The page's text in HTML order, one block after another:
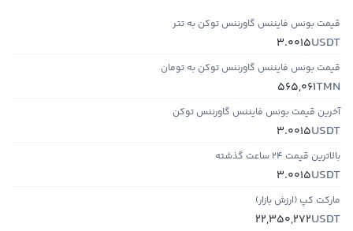
قیمت بونس فایننس گاورننس توکن به تتر
USDT
3.0015
قیمت بونس فایننس گاورننس توکن به تومان
TMN
565,061
آخرین قیمت بونس فایننس گاورننس توکن
USDT
3.0015
بالاترین قیمت ۲۴ ساعت گذشته
USDT
3.0015
مارکت کپ (ارزش بازار)
USDT
22,350,272